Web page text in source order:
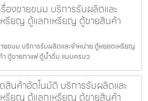
องขายขนม บริการรับผลิตและ
รียญ ตู้แลกเหรียญ ตู้ขายสินค้า
ยขนม บริการรับผลิตและจำหน่าย ตู้หยอดเหรียญ
ตู้ขายกาแฟ ตู้น้ำดื่ม แบบครบว
นค้า​อัตโนมัติ บริการรับผลิตและ
รียญ ตู้แลกเหรียญ ตู้ขายสินค้า